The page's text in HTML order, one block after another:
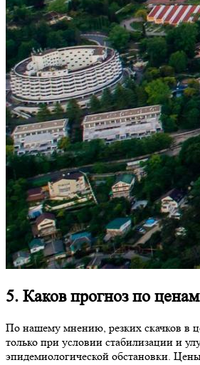
5. Каков прогноз по
По нашему мнению, резких скачков в
только при условии стабилизации и
эпидемиологической обстановки.